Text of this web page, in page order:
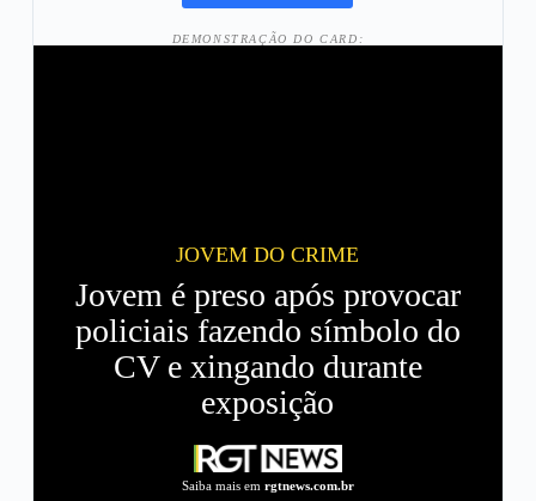
DEMONSTRAÇÃO DO CARD:
JOVEM DO CRIME
Jovem é preso após provocar
policiais fazendo símbolo do
CV e xingando durante
exposição
Saiba mais em rgtnews.com.br